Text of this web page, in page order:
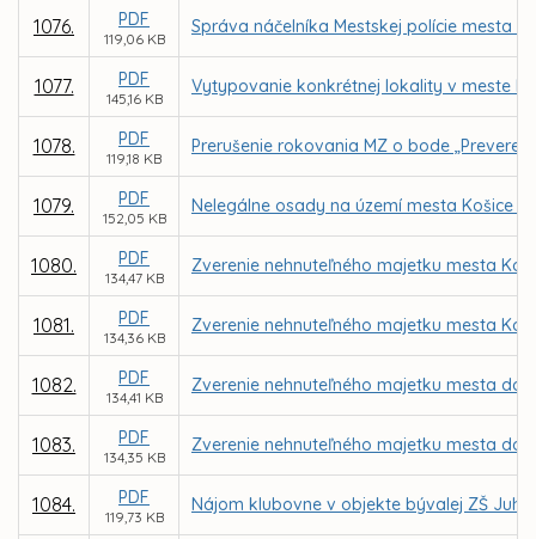
1076. PDF
119,06 KB
Správa náčelníka Mestskej polície mesta
1077. PDF
145,16 KB
Vytypovanie konkrétnej lokality v meste
1078. PDF
119,18 KB
Prerušenie rokovania MZ o bode
1079. PDF
152,05 KB
Nelegálne osady na území mesta Košice
1080. PDF
134,47 KB
Zverenie nehnuteľného majetku mesta
1081. PDF
134,36 KB
Zverenie nehnuteľného majetku mesta
1082. PDF
134,41 KB
Zverenie nehnuteľného majetku mesta do
1083. PDF
134,35 KB
Zverenie nehnuteľného majetku mesta do
1084. PDF
119,73 KB
Nájom klubovne v objekte bývalej ZŠ